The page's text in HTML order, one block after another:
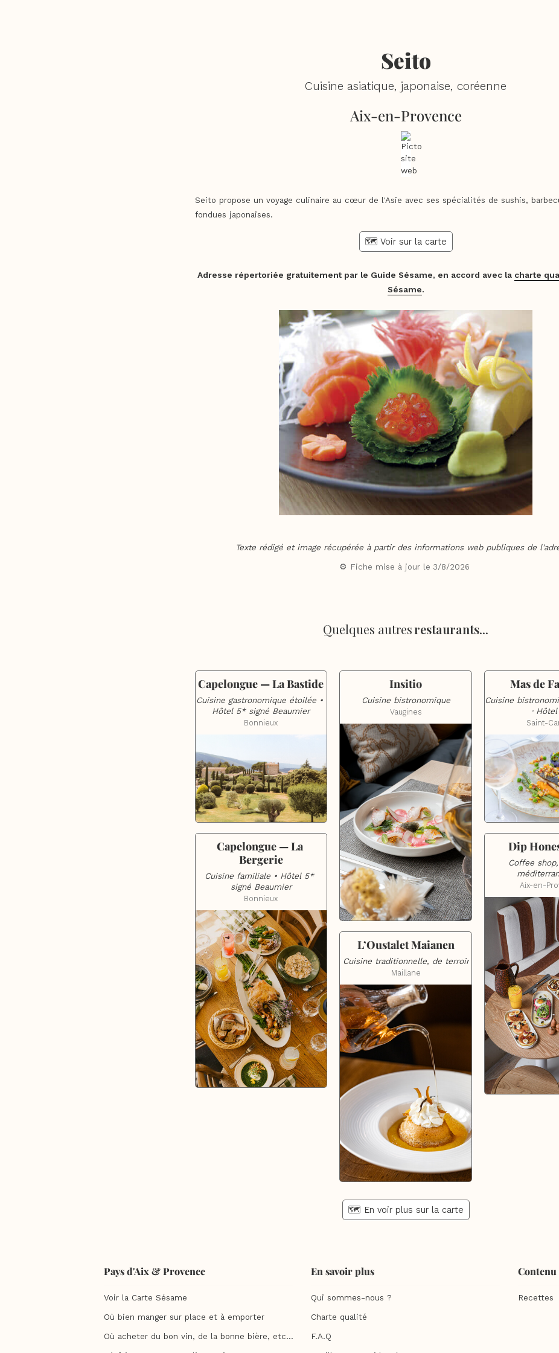
Seito
Cuisine asiatique, japonaise, coréenne
Aix-en-Provence
Seito propose un voyage culinaire au cœur de l'Asie avec ses spécialités de sushis,
fondues japonaises.
🗺️ Voir sur la carte
Adresse répertoriée gratuitement par le Guide Sésame, en accord avec la charte
Sésame.
Texte rédigé et image récupérée à partir des informations web publiques de
⚙️ Fiche mise à jour le 3/8/2026
Quelques autresrestaurants...
Capelongue — La Bastide
Cuisine gastronomique étoilée •
Hôtel 5* signé Beaumier
Bonnieux
Capelongue — La
Bergerie
Cuisine familiale • Hôtel 5*
signé Beaumier
Bonnieux
Insitio
Cuisine bistronomique
Vaugines
L’Oustalet Maianen
Cuisine traditionnelle, de terroir
Maillane
Mas de
Cuisine
·
Saint-
Dip
Coffee
Aix-en-
🗺️ En voir plus sur la carte
Pays d'Aix & Provence
Voir la Carte Sésame
Où bien manger sur place et à emporter
Où acheter du bon vin, de la bonne bière, etc...
En savoir plus
Qui sommes-nous ?
Charte qualité
F.A.Q
Recettes